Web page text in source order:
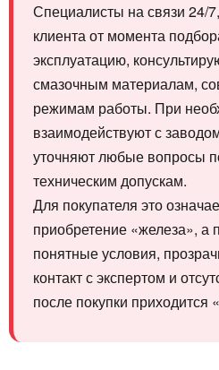
Специалисты на связи 24/
клиента от момента
эксплуатацию,
смазочным материалам,
режимам работы. При
взаимодействуют с
уточняют любые вопросы
техническим допускам.
Для покупателя это
приобретение «железа», а
понятные условия,
контакт с экспертом и
после покупки приходится